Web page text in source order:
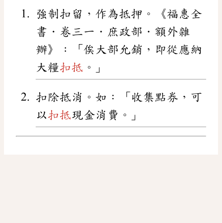
強制扣留，作為抵押。《福惠全
書．卷三一．庶政部．額外雜
辦》：「俟大部允銷，即從應納
大糧扣抵 。」
扣除抵消。如：「收集點券，可
以扣抵現金消費。」